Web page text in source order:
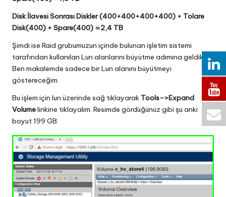
Disk İlavesi Sonrası Diskler (400+400+400+400) + Tolare
Disk(400) + Spare(400) =2,4 TB
Şimdi ise Raid grubumuzun içinde bulunan işletim sistemi
tarafından kullanılan Lun alanlarını büyütme adımına geldik.
Ben makalemde sadece bir Lun alanını büyütmeyi
göstereceğim.
Bu işlem için lun üzerinde sağ tıklayarak Tools–>Expand
Volumelinkine tıklayalım. Resimde gördüğünüz gibi şu anki
boyut 199 GB.